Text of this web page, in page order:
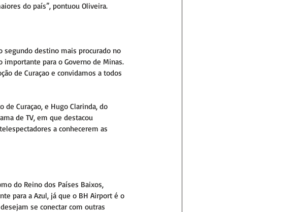
do país”, pontuou Oliveira.
segundo destino mais procurado no
importante para o Governo de Minas.
de Curaçao e convidamos a todos
Curaçao, e Hugo Clarinda, do
de TV, em que destacou
a conhecerem as
do Reino dos Países Baixos,
para a Azul, já que o BH Airport é o
se conectar com outras